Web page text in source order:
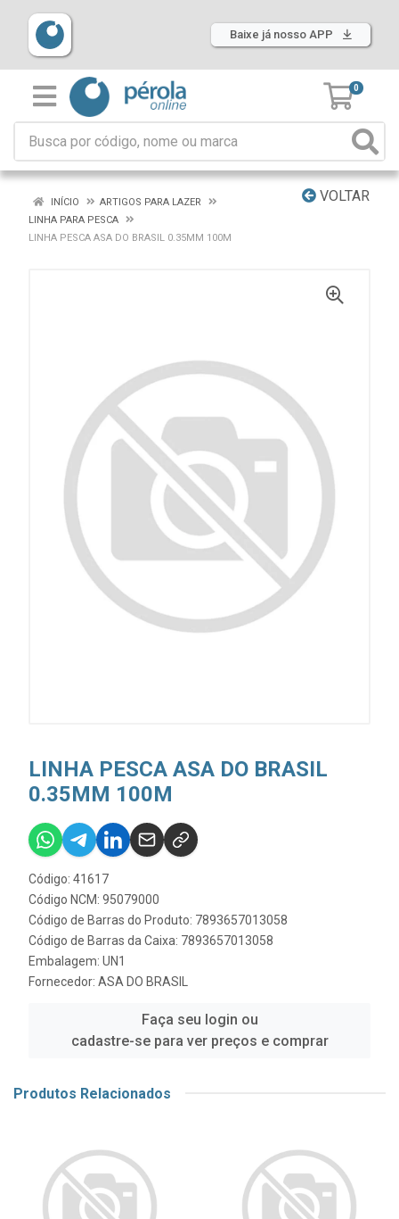
Baixe já nosso APP
0
VOLTAR
INÍCIO
ARTIGOS PARA LAZER
LINHA PARA PESCA
LINHA PESCA ASA DO BRASIL 0.35MM 100M
LINHA PESCA ASA DO BRASIL
0.35MM 100M
Código: 41617
Código NCM: 95079000
Código de Barras do Produto: 7893657013058
Código de Barras da Caixa: 7893657013058
Embalagem: UN1
Fornecedor: ASA DO BRASIL
Faça seu login ou
cadastre-se para ver preços e comprar
Produtos Relacionados